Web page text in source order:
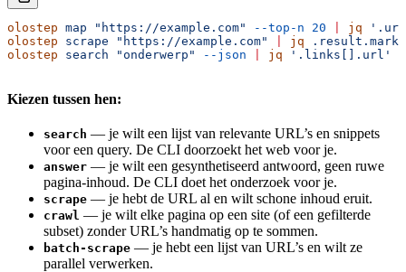
olostep map "https://example.com" --top-n 20 jq
olostep scrape "https://example.com" jq
olostep search "onderwerp" --json jq '.links[].url'
Kiezen tussen hen:
search — je wilt een lijst van relevante URL’s en snippets
voor een query. De CLI doorzoekt het web voor je.
answer — je wilt een gesynthetiseerd antwoord, geen ruwe
pagina-inhoud. De CLI doet het onderzoek voor je.
scrape — je hebt de URL al en wilt schone inhoud eruit.
crawl — je wilt elke pagina op een site (of een gefilterde
subset) zonder URL’s handmatig op te sommen.
batch-scrape — je hebt een lijst van URL’s en wilt ze
parallel verwerken.